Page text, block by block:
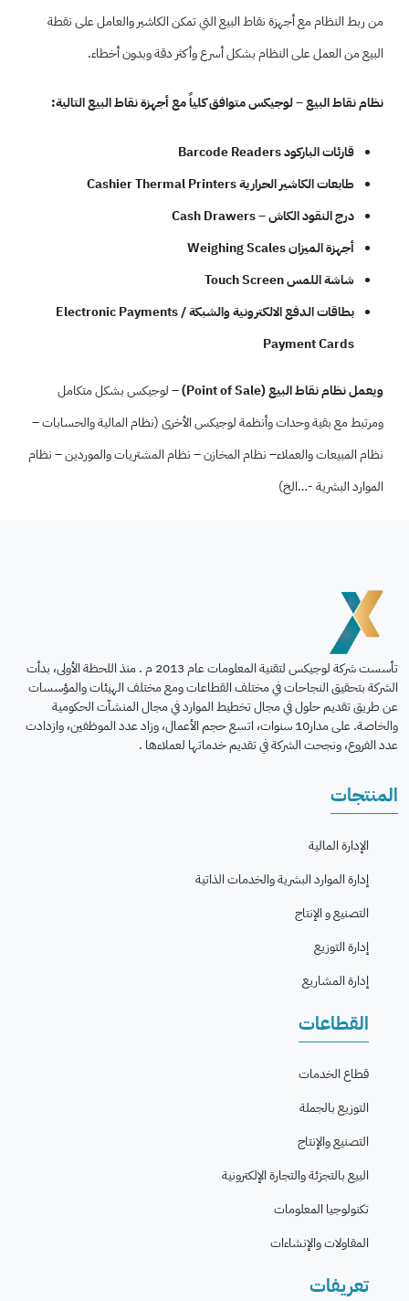
من ربط النظام مع أجهزة نقاط البيع التي تمكن الكاشير والعامل على نقطة
البيع من العمل على النظام بشكل أسرع وأكثر دقة وبدون أخطاء.
نظام نقاط البيع – لوجيكس متوافق كلياً مع أجهزة نقاط البيع التالية:
قارئات الباركود Barcode Readers
طابعات الكاشير الحرارية Cashier Thermal Printers
درج النقود الكاش – Cash Drawers
أجهزة الميزان Weighing Scales
شاشة اللمس Touch Screen
بطاقات الدفع الالكترونية والشبكة Electronic Payments /
Payment Cards
ويعمل نظام نقاط البيع (Point of Sale)
– لوجيكس بشكل متكامل
ومرتبط مع بقية وحدات وأنظمة لوجيكس الأخرى (نظام المالية والحسابات –
نظام المبيعات والعملاء– نظام المخازن – نظام المشتريات والموردين – نظام
الموارد البشرية -…الخ)
تأسست شركة لوجيكس لتقنية المعلومات عام 2013 م . منذ اللحظة الأولى، بدأت
الشركة بتحقيق النجاحات في مختلف القطاعات ومع مختلف الهيئات والمؤسسات
عن طريق تقديم حلول في مجال تخطيط الموارد في مجال المنشآت الحكومية
والخاصة. على مدار10 سنوات، اتسع حجم الأعمال، وزاد عدد الموظفين، وازدادت
عدد الفروع، ونجحت الشركة في تقديم خدماتها لعملاءها .
المنتجات
الإدارة المالية
إدارة الموارد البشرية والخدمات الذاتية
التصنيع و الإنتاج
إدارة التوزيع
إدارة المشاريع
القطاعات
قطاع الخدمات
التوزيع بالجملة
التصنيع والإنتاج
البيع بالتجزئة والتجارة الإلكترونية
تكنولوجيا المعلومات
المقاولات والإنشاءات
تعريفات